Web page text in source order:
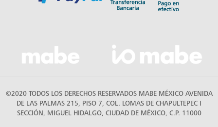
©2020 TODOS LOS DERECHOS RESERVADOS MABE MÉXICO AVENIDA
DE LAS PALMAS 215, PISO 7, COL. LOMAS DE CHAPULTEPEC I
SECCIÓN, MIGUEL HIDALGO, CIUDAD DE MÉXICO, C.P. 11000